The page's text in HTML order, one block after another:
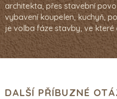
architekta, přes stavební
vybavení koupelen, kuchyň,
je volba fáze stavby, ve které
DALŠÍ PŘÍBUZNÉ